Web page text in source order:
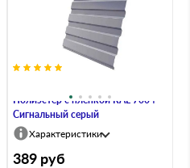
Полиэстер с пленкой RAL 7004
Сигнальный серый
Характеристики
389 руб